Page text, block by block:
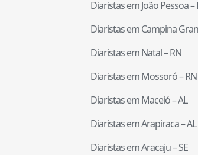
Diaristas emJoão Pessoa–
Diaristas emCampina
Diaristas emNatal–RN
Diaristas emMossoró–RN
Diaristas emMaceió–AL
Diaristas emArapiraca–AL
Diaristas emAracaju–SE